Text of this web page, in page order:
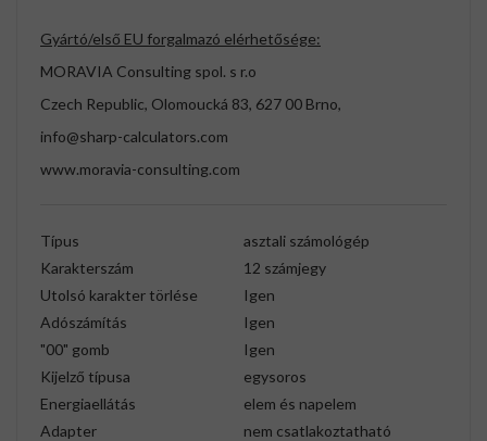
Gyártó/első EU forgalmazó elérhetősége:
MORAVIA Consulting spol. s r.o
Czech Republic, Olomoucká 83, 627 00 Brno,
info@sharp-calculators.com
www.moravia-consulting.com
Típus
asztali számológép
Karakterszám
12 számjegy
Utolsó karakter törlése
Igen
Adószámítás
Igen
"00" gomb
Igen
Kijelző típusa
egysoros
Energiaellátás
elem és napelem
Adapter
nem csatlakoztatható